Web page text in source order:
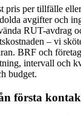
pris per tillfälle
avgifter och
RUT-avdrag
– vi
BRF och
intervall och
budget.
första